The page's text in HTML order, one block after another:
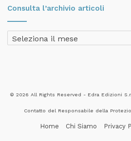
Consulta l’archivio articoli
Consulta
l’archivio
© 2026 All Rights Reserved - Edra Edizioni
Contatto del Responsabile della
Home Chi Siamo Privacy